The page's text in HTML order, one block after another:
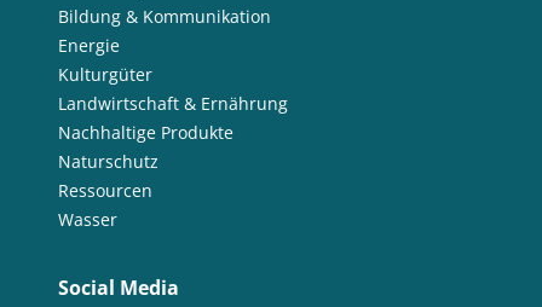
Bildung & Kommunikation
Energie
Kulturgüter
Landwirtschaft & Ernährung
Nachhaltige Produkte
Naturschutz
Ressourcen
Wasser
Social Media